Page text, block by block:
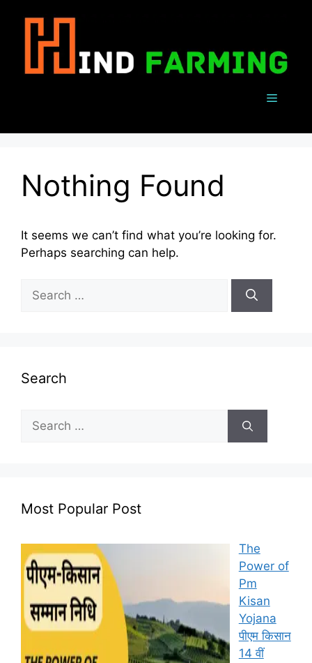
content
Menu
Nothing Found
It seems we can’t find what you’re looking for.
Perhaps searching can help.
Search
for:
Search
Search
for:
Most Popular Post
The
Power of
Pm
Kisan
Yojana
पीएम किसान
14 वीं